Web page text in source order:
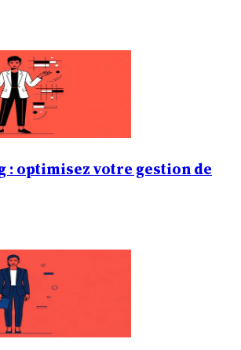
: optimisez votre gestion de